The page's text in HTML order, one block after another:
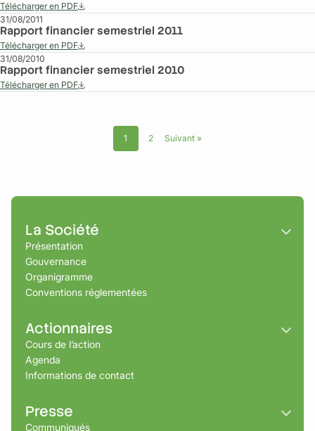
Télécharger en PDF
31/08/2011
Rapport financier semestriel 2011
Télécharger en PDF
31/08/2010
Rapport financier semestriel 2010
Télécharger en PDF
1 2 Suivant »
La Société
Présentation
Gouvernance
Organigramme
Conventions réglementées
Actionnaires
Cours de l’action
Agenda
Informations de contact
Presse
Communiqués